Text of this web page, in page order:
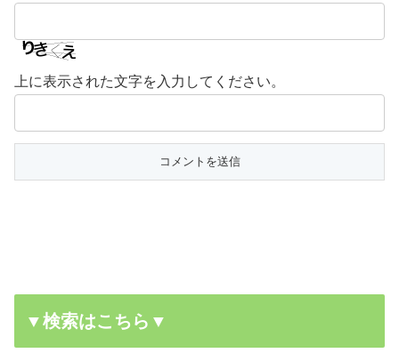
上に表示された文字を入力してください。
▼検索はこちら▼